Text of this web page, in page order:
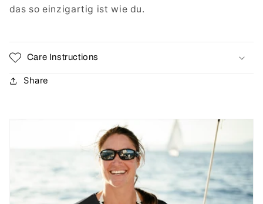
das so einzigartig ist wie du.
Care Instructions
Share